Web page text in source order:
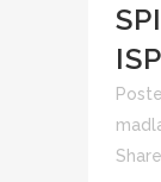
Share